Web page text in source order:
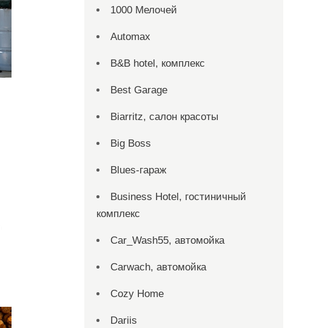
1000 Мелочей
Automax
B&B hotel, комплекс
Best Garage
Biarritz, салон красоты
Big Boss
Blues-гараж
Business Hotel, гостиничный
комплекс
Car_Wash55, автомойка
Carwach, автомойка
Cozy Home
Dariis